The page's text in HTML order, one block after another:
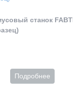
станок
Подробнее